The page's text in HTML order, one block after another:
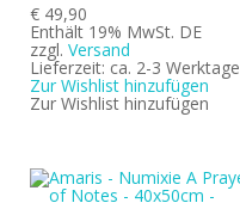
€ 49,90
Enthält 19% MwSt. DE
zzgl.Versand
Lieferzeit: ca. 2-3 Werktage
Zur Wishlist hinzufügen
Zur Wishlist hinzufügen